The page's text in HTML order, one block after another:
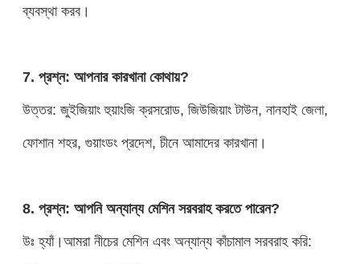
ব্যবস্থা করব।
7. প্রশ্ন: আপনার কারখানা কোথায়?
উত্তর: জুইজিয়াং হুয়াংজি ক্রসরোড, জিউজিয়াং টাউন, নানহাই জেলা,
ফোশান শহর, গুয়াংডং প্রদেশ, চীনে আমাদের কারখানা।
8. প্রশ্ন: আপনি অন্যান্য মেশিন সরবরাহ করতে পারেন?
উঃ হ্যাঁ।আমরা নীচের মেশিন এবং অন্যান্য কাঁচামাল সরবরাহ করি: